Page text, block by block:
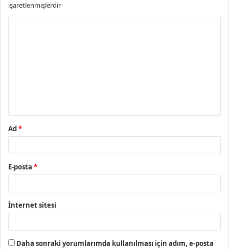
işaretlenmişlerdir
Ad *
E-posta *
İnternet sitesi
Daha sonraki yorumlarımda kullanılması için adım, e-posta